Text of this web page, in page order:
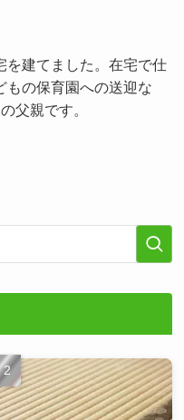
を建てました。在宅で仕
もの保育園への送迎な
父親です。